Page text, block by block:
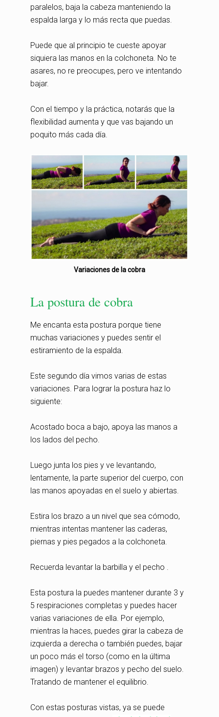
paralelos, baja la cabeza manteniendo la
espalda larga y lo más recta que puedas.
Puede que al principio te cueste apoyar
siquiera las manos en la colchoneta. No te
asares, no re preocupes, pero ve intentando
bajar.
Con el tiempo y la práctica, notarás que la
flexibilidad aumenta y que vas bajando un
poquito más cada día.
Variaciones de la cobra
La postura de cobra
Me encanta esta postura porque tiene
muchas variaciones y puedes sentir el
estiramiento de la espalda.
Este segundo día vimos varias de estas
variaciones. Para lograr la postura haz lo
siguiente:
Acostado boca a bajo, apoya las manos a
los lados del pecho.
Luego junta los pies y ve levantando,
lentamente, la parte superior del cuerpo, con
las manos apoyadas en el suelo y abiertas.
Estira los brazo a un nivel que sea cómodo,
mientras intentas mantener las caderas,
piernas y pies pegados a la colchoneta.
Recuerda levantar la barbilla y el pecho .
Esta postura la puedes mantener durante 3 y
5 respiraciones completas y puedes hacer
varias variaciones de ella. Por ejemplo,
mientras la haces, puedes girar la cabeza de
izquierda a derecha o también puedes, bajar
un poco más el torso (como en la última
imagen) y levantar brazos y pecho del suelo.
Tratando de mantener el equilibrio.
Con estas posturas vistas, ya se puede